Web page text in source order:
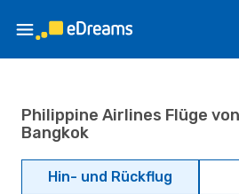
Philippine Airlines Flüge
Bangkok
Hin- und Rückflug